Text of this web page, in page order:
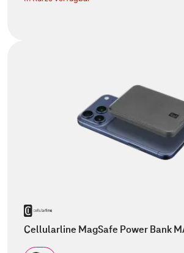
Cellularline MagSafe Power Bank